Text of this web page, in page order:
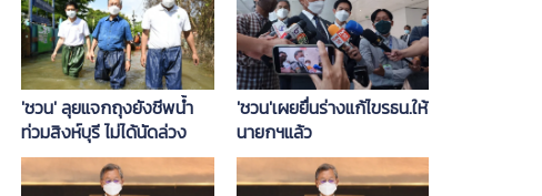
'ชวน' ลุยแจกถุงยังชีพน้ำ
ท่วมสิงห์บุรี ไม่ได้นัดล่วง
หน้า หวังดูปัญหาจริงก่อน
กลับไปแก้ไขในสภาฯ
'ชวน'เผยยื่นร่างแก้ไขรธน.ให้
นายกฯแล้ว